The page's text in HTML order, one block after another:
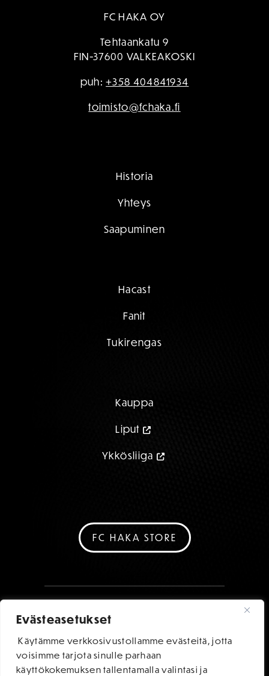
Evästeasetukset
Käytämme verkkosivustollamme evästeitä, jotta
voisimme tarjota sinulle parhaan
käyttökokemuksen tallentamalla valintasi ja
FC HAKA OY
Tehtaankatu 9
FIN-37600 VALKEAKOSKI
puh:+358 404841934
toimisto@fchaka.fi
Historia
Yhteys
Saapuminen
Hacast
Fanit
Tukirengas
Kauppa
Liput
Ykkösliiga
FC HAKA STORE